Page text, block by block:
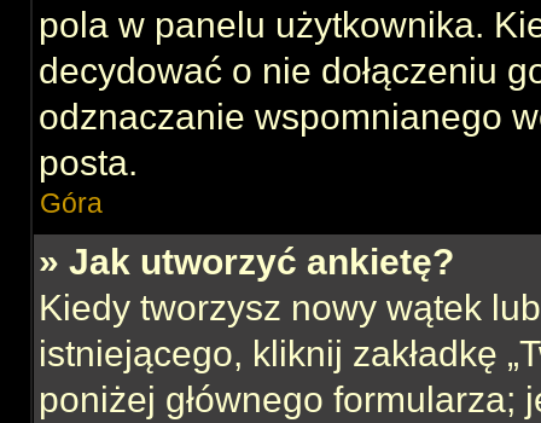
pola w panelu użytkownika.
decydować o nie dołączeniu
odznaczanie wspomnianego
posta.
Góra
» Jak utworzyć ankietę?
Kiedy tworzysz nowy wątek
istniejącego, kliknij zakładkę
poniżej głównego formularza;